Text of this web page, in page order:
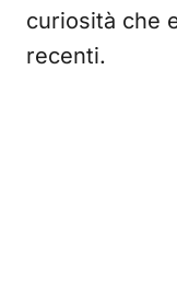
curiosità che
recenti.